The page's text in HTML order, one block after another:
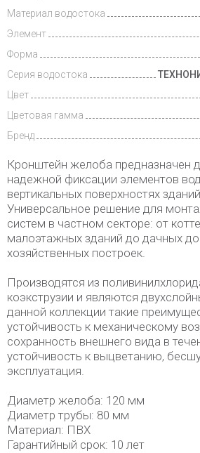
Материал водостока
Элемент
Форма
Серия водостока
Цвет
Цветовая гамма
Бренд
Кронштейн желоба предназначен
надежной фиксации элементов
вертикальных поверхностях
Универсальное решение для
систем в частном секторе: от
малоэтажных зданий до дачных
хозяйственных построек.
Производятся из
коэкструзии и являются
данной коллекции такие
устойчивость к механическому
сохранность внешнего вида в
устойчивость к выцветанию,
эксплуатация.
Диаметр желоба: 120 мм
Диаметр трубы: 80 мм
Материал: ПВХ
Гарантийный срок: 10 лет